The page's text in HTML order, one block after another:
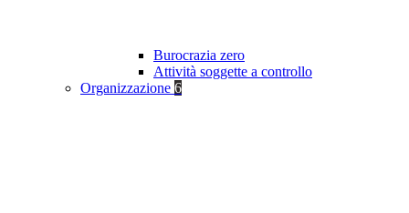
Burocrazia zero
Attività soggette a controllo
Organizzazione 6